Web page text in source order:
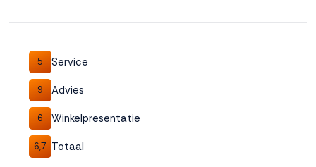
5 Service
9 Advies
6 Winkelpresentatie
6,7 Totaal